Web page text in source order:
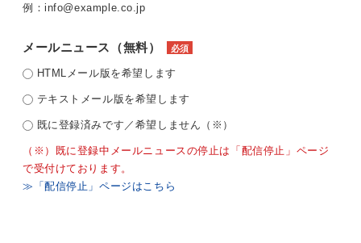
例：info@example.co.jp
メールニュース（無料） 必須
HTMLメール版を希望します
テキストメール版を希望します
既に登録済みです／希望しません（※）
（※）既に登録中メールニュースの停止は「配信停止」ページ
で受付けております。
≫「配信停止」ページはこちら